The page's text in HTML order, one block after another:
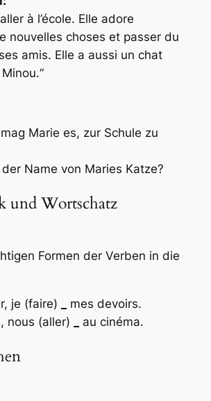
à l’école. Elle adore
nouvelles choses et passer du
amis. Elle a aussi un chat
Marie es, zur Schule zu
Name von Maries Katze?
und Wortschatz
Formen der Verben in die
je (faire)
mes devoirs.
nous (aller)
au cinéma.